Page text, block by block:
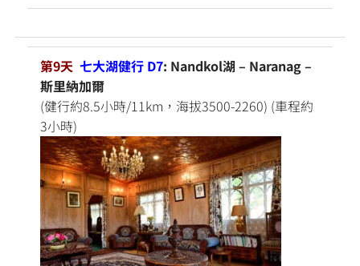
第9天 七大湖健行 D7: Nandkol湖 – Naranag –
斯里納加爾
(健行約8.5小時/11km，海拔3500-2260) (車程約
3小時)